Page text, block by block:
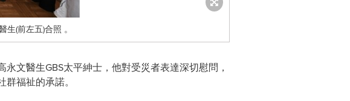
(前左五)合照 。
文醫生GBS太平紳士，他對受災者表達深切慰問，
福祉的承諾。